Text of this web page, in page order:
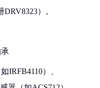
）。
IRFB4110）、